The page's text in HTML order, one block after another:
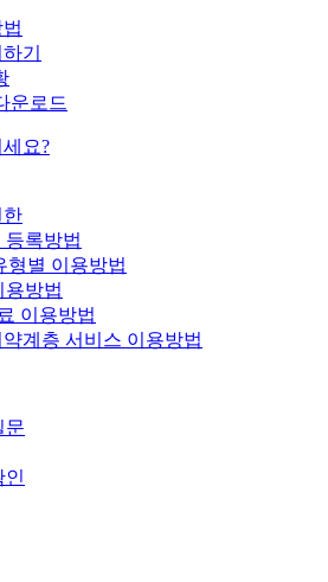
기
운로드
요?
한
등록방법
형별 이용방법
용방법
이용방법
계층 서비스 이용방법
문
인